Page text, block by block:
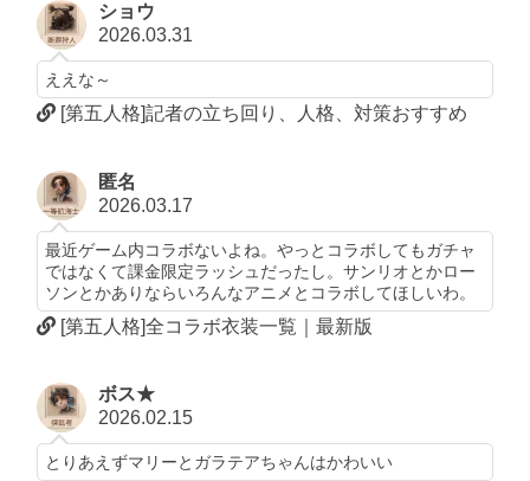
ショウ
2026.03.31
ええな～
[第五人格]記者の立ち回り、人格、対策おすすめ
匿名
2026.03.17
最近ゲーム内コラボないよね。やっとコラボしてもガチャ
ではなくて課金限定ラッシュだったし。サンリオとかロー
ソンとかありならいろんなアニメとコラボしてほしいわ。
[第五人格]全コラボ衣装一覧｜最新版
ボス★
2026.02.15
とりあえずマリーとガラテアちゃんはかわいい